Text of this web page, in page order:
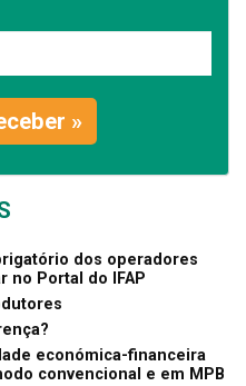
»
dos operadores
no Portal do IFAP
económica-financeira
convencional e em MPB